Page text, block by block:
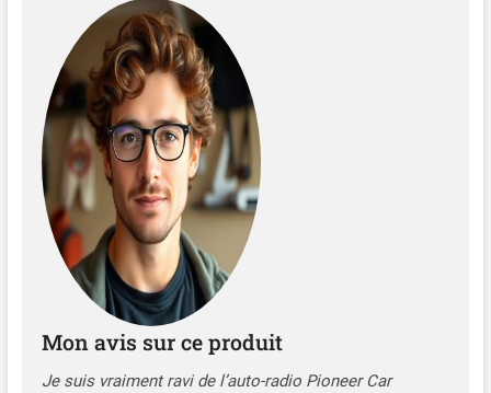
Mon avis sur ce produit
Je suis vraiment ravi de l’auto-radio Pioneer Car